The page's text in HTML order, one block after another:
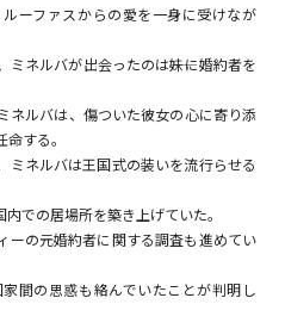
じる
ーファスからの愛を一身に受けなが
ネルバが出会ったのは――妹に婚約者を
ネルバは、傷ついた彼女の心に寄り添
する。
ミネルバは王国式の装いを流行らせる
での居場所を築き上げていた。
ーの元婚約者に関する調査も進めてい
間の思惑も絡んでいたことが判明し